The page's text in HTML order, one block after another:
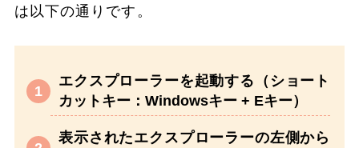
は以下の通りです。
エクスプローラーを起動する（ショート
カットキー：Windowsキー + Eキー）
表示されたエクスプローラーの左側から